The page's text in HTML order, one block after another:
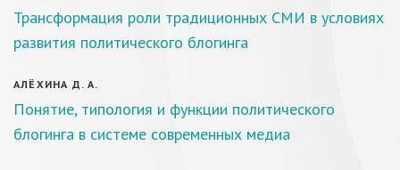
Трансформация роли традиционных СМИ в условиях
развития политического блогинга
АЛЁХИНА Д. А.
Понятие, типология и функции политического
блогинга в системе современных медиа